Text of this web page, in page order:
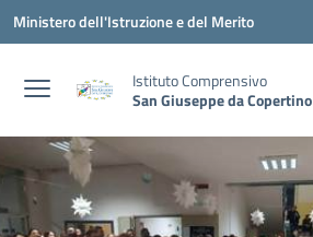
Vai ai contenuti
Vai al menu di navigazione
Vai al footer
Ministero dell'Istruzione e del Merito
Istituto Comprensivo
San Giuseppe da Copertino